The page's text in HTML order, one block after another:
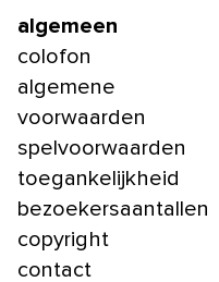
algemeen
colofon
algemene
voorwaarden
spelvoorwaarden
toegankelijkheid
bezoekersaantallen
copyright
contact